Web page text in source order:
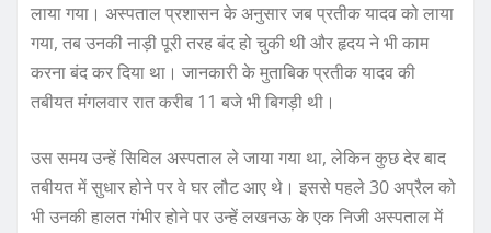
लाया गया। अस्पताल प्रशासन के अनुसार जब प्रतीक यादव को लाया
गया, तब उनकी नाड़ी पूरी तरह बंद हो चुकी थी और हृदय ने भी काम
करना बंद कर दिया था। जानकारी के मुताबिक प्रतीक यादव की
तबीयत मंगलवार रात करीब 11 बजे भी बिगड़ी थी।
उस समय उन्हें सिविल अस्पताल ले जाया गया था, लेकिन कुछ देर बाद
तबीयत में सुधार होने पर वे घर लौट आए थे। इससे पहले 30 अप्रैल को
भी उनकी हालत गंभीर होने पर उन्हें लखनऊ के एक निजी अस्पताल में